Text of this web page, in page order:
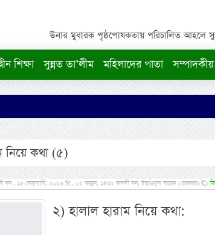
উনার মুবারক পৃষ্ঠপোষকতায় পরিচালিত আহলে
শিক্ষা সুন্নত তা’লীম মহিলাদের পাতা সম্পাদকীয়
নিয়ে কথা (৫)
সন , ১৫ ফেব্রুয়ারি, ২০২৬ খ্রি:, ০২ ফাল্গুন, ১৪৩২ ফসলী সন, ইয়াওমুল আহাদ (রোববার)
২) হালাল হারাম নিয়ে কথা: